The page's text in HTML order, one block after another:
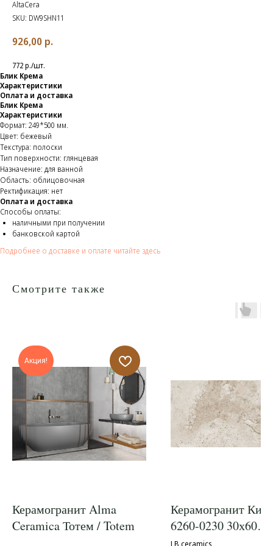
AltaCera
SKU: DW9SHN11
926,00 р.
772 р./шт.
Блик Крема
Характеристики
Оплата и доставка
Блик Крема
Характеристики
Формат: 249*500 мм.
Цвет: бежевый
Текстура: полоски
Тип поверхности: глянцевая
Назначение: для ванной
Область: облицовочная
Ректификация: нет
Оплата и доставка
Способы оплаты:
наличными при получении
банковской картой
Подробнее о доставке и оплате читайте здесь
Смотрите также
Акция!
Керамогранит Alma
Ceramica Тотем / Totem
Керамогранит
6260-0230 30х60
песочный
LB ceramics